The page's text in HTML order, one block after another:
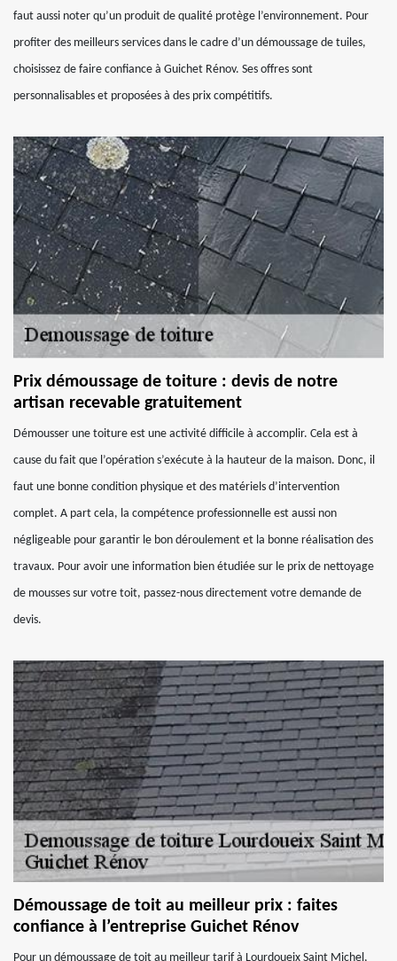
faut aussi noter qu’un produit de qualité protège l’environnement. Pour
profiter des meilleurs services dans le cadre d’un démoussage de tuiles,
choisissez de faire confiance à Guichet Rénov. Ses offres sont
personnalisables et proposées à des prix compétitifs.
Prix démoussage de toiture : devis de notre
artisan recevable gratuitement
Démousser une toiture est une activité difficile à accomplir. Cela est à
cause du fait que l’opération s’exécute à la hauteur de la maison. Donc, il
faut une bonne condition physique et des matériels d’intervention
complet. A part cela, la compétence professionnelle est aussi non
négligeable pour garantir le bon déroulement et la bonne réalisation des
travaux. Pour avoir une information bien étudiée sur le prix de nettoyage
de mousses sur votre toit, passez-nous directement votre demande de
devis.
Démoussage de toit au meilleur prix : faites
confiance à l’entreprise Guichet Rénov
Pour un démoussage de toit au meilleur tarif à Lourdoueix Saint Michel,